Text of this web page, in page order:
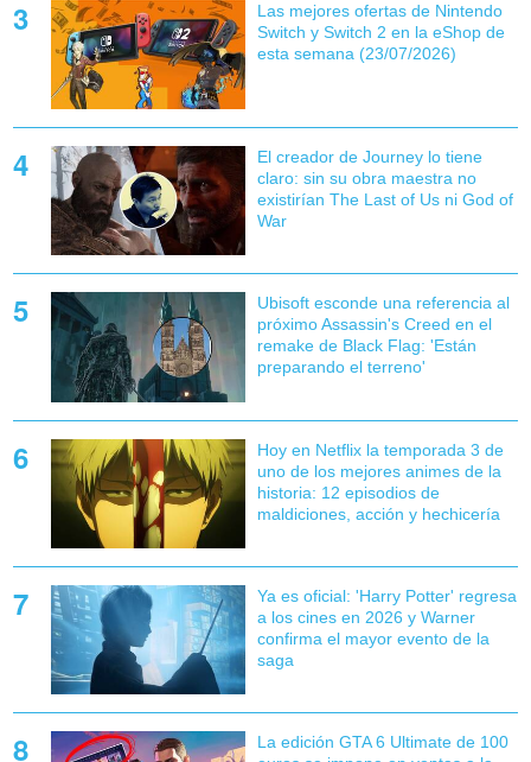
Las mejores ofertas de Nintendo
Switch y Switch 2 en la eShop de
esta semana (23/07/2026)
El creador de Journey lo tiene
claro: sin su obra maestra no
existirían The Last of Us ni God of
War
Ubisoft esconde una referencia al
próximo Assassin's Creed en el
remake de Black Flag: 'Están
preparando el terreno'
Hoy en Netflix la temporada 3 de
uno de los mejores animes de la
historia: 12 episodios de
maldiciones, acción y hechicería
Ya es oficial: 'Harry Potter' regresa
a los cines en 2026 y Warner
confirma el mayor evento de la
saga
La edición GTA 6 Ultimate de 100